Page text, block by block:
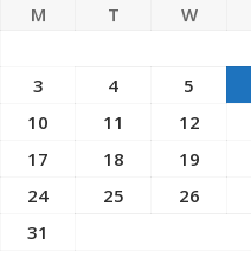
M T W
3
4 5
10
11 12
17
18 19
24
25 26
31